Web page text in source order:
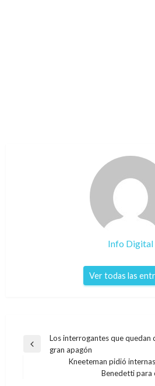
Info Digital
Ver todas las
Navegación
Entrada
Los interrogantes que quedan
gran apagón
Kneeteman pidió
Benedetti para